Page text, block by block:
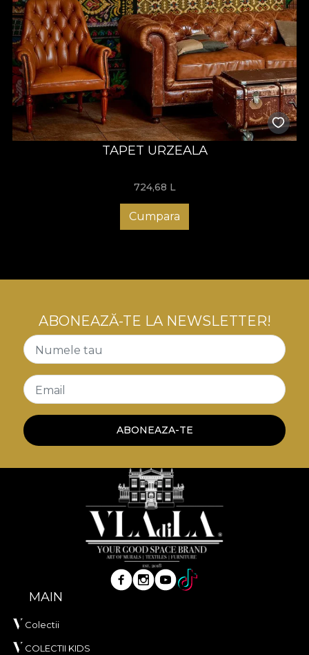
TAPET URZEALA
724,68 L
Cumpara
ABONEAZĂ-TE LA NEWSLETTER!
Numele tau
Email
ABONEAZA-TE
MAIN
Colectii
COLECTII KIDS